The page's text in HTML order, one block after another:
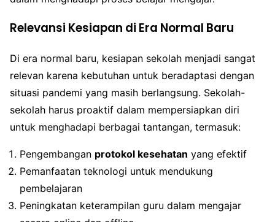
Relevansi Kesiapan di Era Normal Baru
Di era normal baru, kesiapan sekolah menjadi sangat
relevan karena kebutuhan untuk beradaptasi dengan
situasi pandemi yang masih berlangsung. Sekolah-
sekolah harus proaktif dalam mempersiapkan diri
untuk menghadapi berbagai tantangan, termasuk:
Pengembangan protokol kesehatan yang efektif
Pemanfaatan teknologi untuk mendukung
pembelajaran
Peningkatan keterampilan guru dalam mengajar